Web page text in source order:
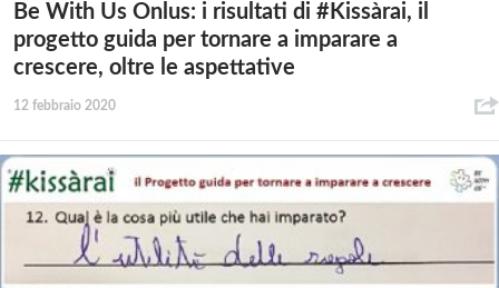
Be With Us Onlus: i risultati di #Kissàrai, il
progetto guida per tornare a imparare a
crescere, oltre le aspettative
12 febbraio 2020